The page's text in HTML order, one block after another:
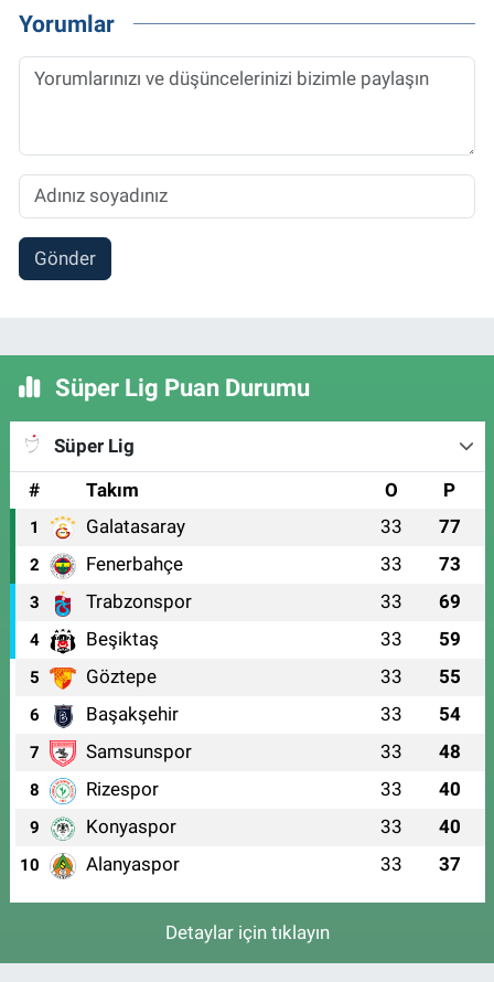
Yorumlar
Gönder
Süper Lig Puan Durumu
Süper Lig
#
Takım O P
1 Galatasaray 33 77
2 Fenerbahçe 33 73
3 Trabzonspor 33 69
4 Beşiktaş 33 59
5 Göztepe 33 55
6 Başakşehir 33 54
7 Samsunspor 33 48
8 Rizespor 33 40
9 Konyaspor 33 40
10 Alanyaspor 33 37
Detaylar için tıklayın